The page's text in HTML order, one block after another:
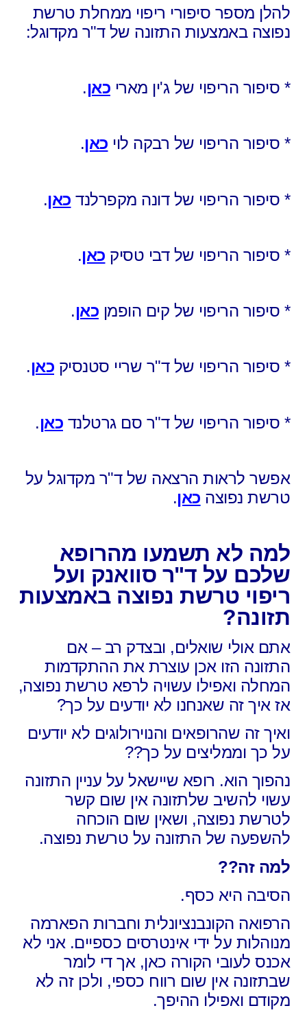
להלן מספר סיפורי ריפוי ממחלת טרשת
נפוצה באמצעות התזונה של ד"ר מקדוגל:
* סיפור הריפוי של ג'ין מארי כאן.
* סיפור הריפוי של רבקה לוי כאן.
* סיפור הריפוי של דונה מקפרלנד כאן.
* סיפור הריפוי של דבי טסיק כאן.
* סיפור הריפוי של קים הופמן כאן.
* סיפור הריפוי של ד"ר שריי סטנסיק כאן.
* סיפור הריפוי של ד"ר סם גרטלנד כאן.
אפשר לראות הרצאה של ד"ר מקדוגל על
טרשת נפוצה כאן.
למה לא תשמעו מהרופא
שלכם על ד"ר סוואנק ועל
ריפוי טרשת נפוצה באמצעות
תזונה?
אתם אולי שואלים, ובצדק רב – אם
התזונה הזו אכן עוצרת את ההתקדמות
המחלה ואפילו עשויה לרפא טרשת נפוצה,
אז איך זה שאנחנו לא יודעים על כך?
ואיך זה שהרופאים והנוירולוגים לא יודעים
על כך וממליצים על כך??
נהפוך הוא. רופא שיישאל על עניין התזונה
עשוי להשיב שלתזונה אין שום קשר
לטרשת נפוצה, ושאין שום הוכחה
להשפעה של התזונה על טרשת נפוצה.
למה זה??
הסיבה היא כסף.
הרפואה הקונבנציונלית וחברות הפארמה
מנוהלות על ידי אינטרסים כספיים. אני לא
אכנס לעובי הקורה כאן, אך די לומר
שבתזונה אין שום רווח כספי, ולכן זה לא
מקודם ואפילו ההיפך.